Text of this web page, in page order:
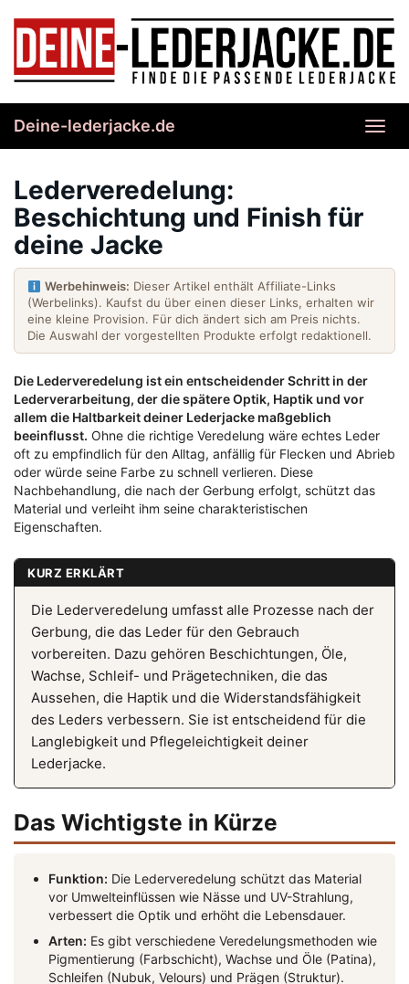
content
Deine-lederjacke.de
Lederveredelung:
Beschichtung und Finish für
deine Jacke
Werbehinweis: Dieser Artikel enthält Affiliate-Links
(Werbelinks). Kaufst du über einen dieser Links, erhalten wir
eine kleine Provision. Für dich ändert sich am Preis nichts.
Die Auswahl der vorgestellten Produkte erfolgt redaktionell.
Die Lederveredelung ist ein entscheidender Schritt in der
Lederverarbeitung, der die spätere Optik, Haptik und vor
allem die Haltbarkeit deiner Lederjacke maßgeblich
beeinflusst. Ohne die richtige Veredelung wäre echtes Leder
oft zu empfindlich für den Alltag, anfällig für Flecken und Abrieb
oder würde seine Farbe zu schnell verlieren. Diese
Nachbehandlung, die nach der Gerbung erfolgt, schützt das
Material und verleiht ihm seine charakteristischen
Eigenschaften.
KURZ ERKLÄRT
Die Lederveredelung umfasst alle Prozesse nach der
Gerbung, die das Leder für den Gebrauch
vorbereiten. Dazu gehören Beschichtungen, Öle,
Wachse, Schleif- und Prägetechniken, die das
Aussehen, die Haptik und die Widerstandsfähigkeit
des Leders verbessern. Sie ist entscheidend für die
Langlebigkeit und Pflegeleichtigkeit deiner
Lederjacke.
Das Wichtigste in Kürze
Funktion: Die Lederveredelung schützt das Material
vor Umwelteinflüssen wie Nässe und UV-Strahlung,
verbessert die Optik und erhöht die Lebensdauer.
Arten: Es gibt verschiedene Veredelungsmethoden wie
Pigmentierung (Farbschicht), Wachse und Öle (Patina),
Schleifen (Nubuk, Velours) und Prägen (Struktur).